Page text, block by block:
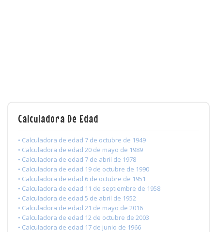
Calculadora De Edad
• Calculadora de edad 7 de octubre de 1949
• Calculadora de edad 20 de mayo de 1989
• Calculadora de edad 7 de abril de 1978
• Calculadora de edad 19 de octubre de 1990
• Calculadora de edad 6 de octubre de 1951
• Calculadora de edad 11 de septiembre de 1958
• Calculadora de edad 5 de abril de 1952
• Calculadora de edad 21 de mayo de 2016
• Calculadora de edad 12 de octubre de 2003
• Calculadora de edad 17 de junio de 1966